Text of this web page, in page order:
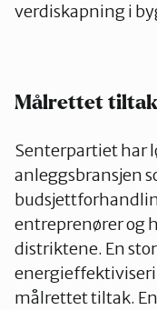
verdiskapning i
Målrettet tiltak
Senterpartiet har
anleggsbransjen
entreprenører og
distriktene. En
målrettet tiltak.